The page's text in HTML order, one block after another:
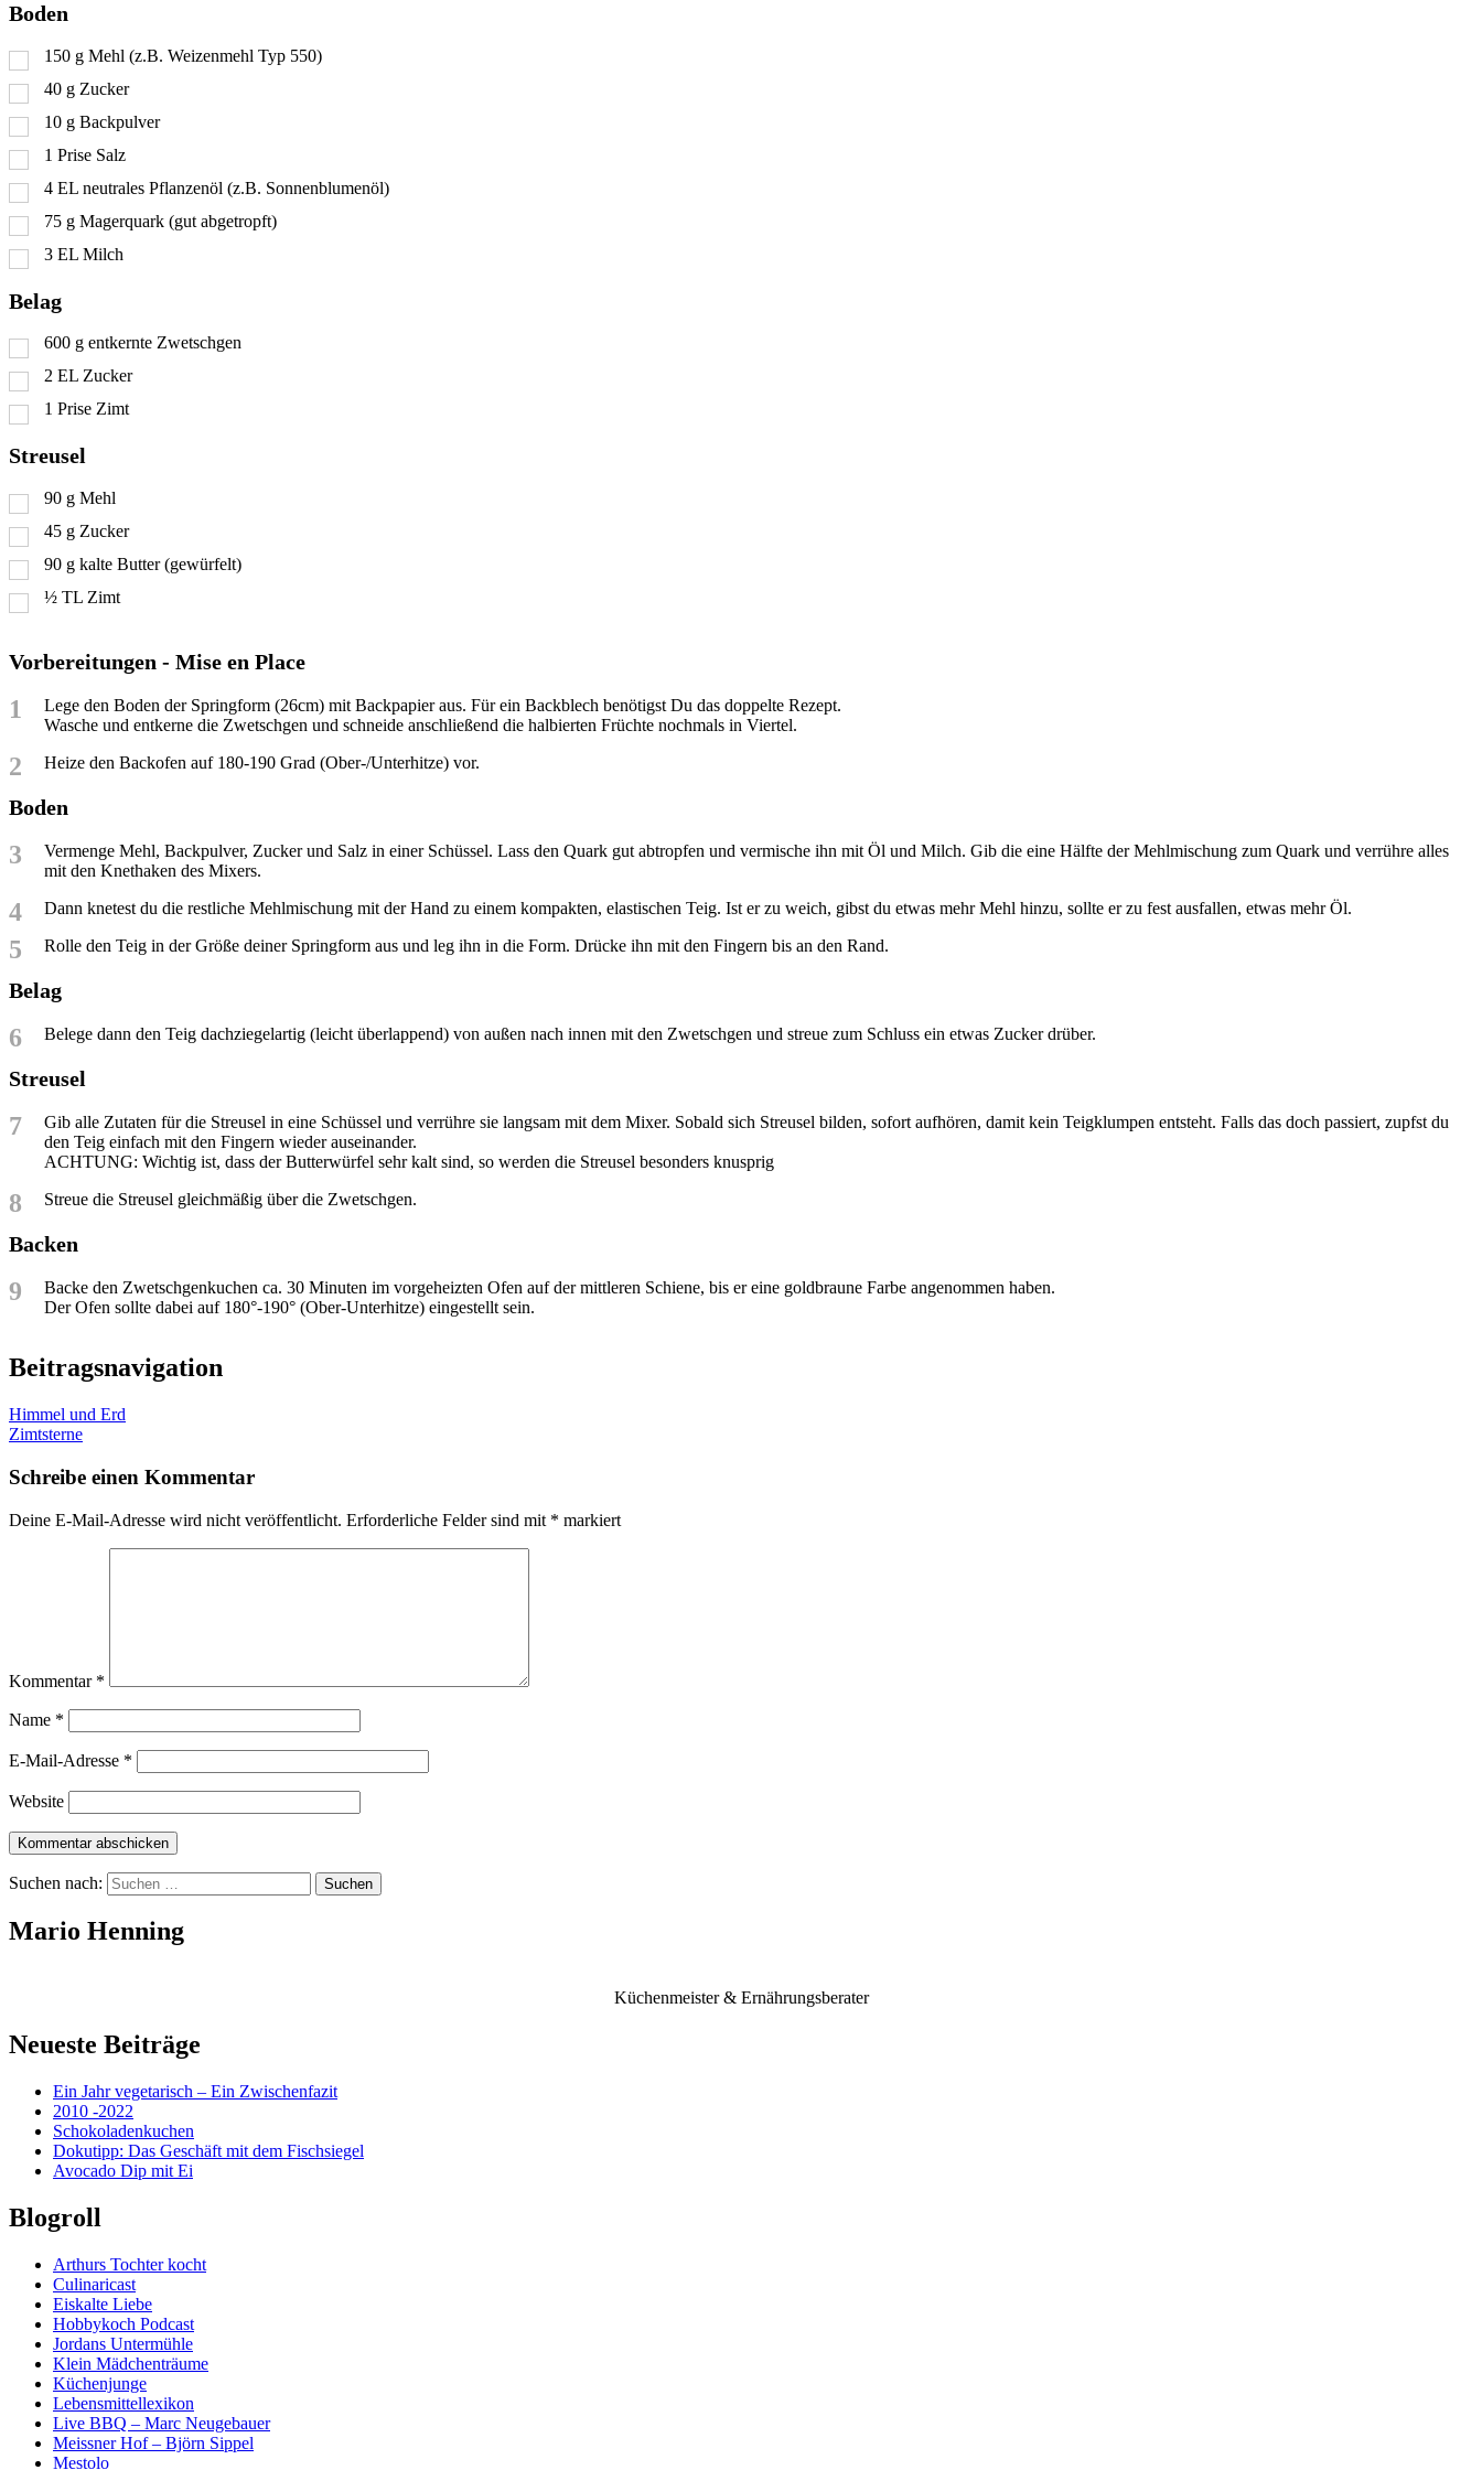
Boden
150 g Mehl (z.B. Weizenmehl Typ 550)
40 g Zucker
10 g Backpulver
1 Prise Salz
4 EL neutrales Pflanzenöl (z.B. Sonnenblumenöl)
75 g Magerquark (gut abgetropft)
3 EL Milch
Belag
600 g entkernte Zwetschgen
2 EL Zucker
1 Prise Zimt
Streusel
90 g Mehl
45 g Zucker
90 g kalte Butter (gewürfelt)
½ TL Zimt
Vorbereitungen - Mise en Place
1
Lege den Boden der Springform (26cm) mit Backpapier aus. Für ein Backblech benötigst Du das doppelte Rezept.
Wasche und entkerne die Zwetschgen und schneide anschließend die halbierten Früchte nochmals in Viertel.
2 Heize den Backofen auf 180-190 Grad (Ober-/Unterhitze) vor.
Boden
3
Vermenge Mehl, Backpulver, Zucker und Salz in einer Schüssel. Lass den Quark gut abtropfen und vermische ihn mit Öl und Milch. Gib die eine Hälfte der Mehlmischung zum Quark und verrühre alles
mit den Knethaken des Mixers.
4 Dann knetest du die restliche Mehlmischung mit der Hand zu einem kompakten, elastischen Teig. Ist er zu weich, gibst du etwas mehr Mehl hinzu, sollte er zu fest ausfallen, etwas mehr Öl.
5 Rolle den Teig in der Größe deiner Springform aus und leg ihn in die Form. Drücke ihn mit den Fingern bis an den Rand.
Belag
6 Belege dann den Teig dachziegelartig (leicht überlappend) von außen nach innen mit den Zwetschgen und streue zum Schluss ein etwas Zucker drüber.
Streusel
7
Gib alle Zutaten für die Streusel in eine Schüssel und verrühre sie langsam mit dem Mixer. Sobald sich Streusel bilden, sofort aufhören, damit kein Teigklumpen entsteht. Falls das doch passiert, zupfst du
den Teig einfach mit den Fingern wieder auseinander.
ACHTUNG: Wichtig ist, dass der Butterwürfel sehr kalt sind, so werden die Streusel besonders knusprig
8 Streue die Streusel gleichmäßig über die Zwetschgen.
Backen
9
Backe den Zwetschgenkuchen ca. 30 Minuten im vorgeheizten Ofen auf der mittleren Schiene, bis er eine goldbraune Farbe angenommen haben.
Der Ofen sollte dabei auf 180°-190° (Ober-Unterhitze) eingestellt sein.
Beitragsnavigation
Himmel und Erd
Zimtsterne
Schreibe einen Kommentar
Deine E-Mail-Adresse wird nicht veröffentlicht. Erforderliche Felder sind mit * markiert
Kommentar *
Name *
E-Mail-Adresse *
Website
Suchen nach:
Mario Henning
Küchenmeister & Ernährungsberater
Neueste Beiträge
Ein Jahr vegetarisch – Ein Zwischenfazit
2010 -2022
Schokoladenkuchen
Dokutipp: Das Geschäft mit dem Fischsiegel
Avocado Dip mit Ei
Blogroll
Arthurs Tochter kocht
Culinaricast
Eiskalte Liebe
Hobbykoch Podcast
Jordans Untermühle
Klein Mädchenträume
Küchenjunge
Lebensmittellexikon
Live BBQ – Marc Neugebauer
Meissner Hof – Björn Sippel
Mestolo